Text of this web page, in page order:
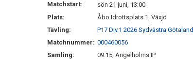
Matchstart:
sön 21 juni, 13:00
Plats:
Åbo Idrottsplats 1, Växjö
Tävling:
P17 Div.1 2026 Sydvästra Götaland
Matchnummer: 000460056
Samling:
09:15, Ängelholms IP